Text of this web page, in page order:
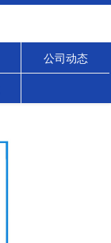
公司动态